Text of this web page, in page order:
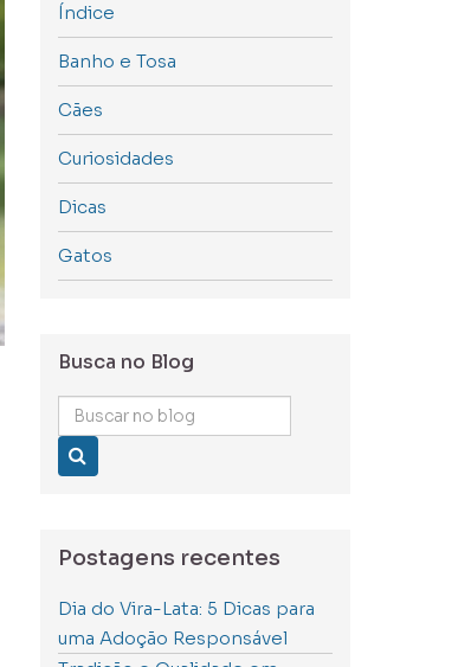
Índice
Banho e Tosa
Cães
Curiosidades
Dicas
Gatos
Busca no Blog
Buscar
no
blog
Postagens recentes
Dia do Vira-Lata: 5 Dicas para
uma Adoção Responsável